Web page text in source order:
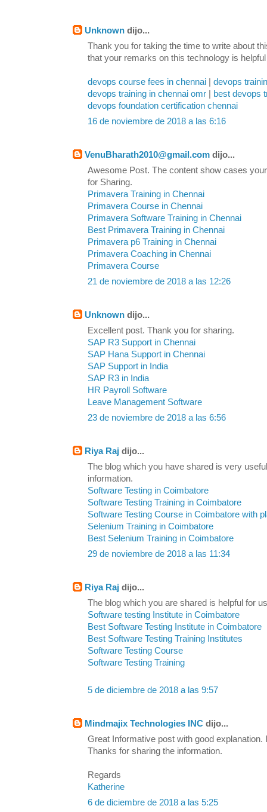
Unknown dijo...
Thank you for taking the time to write about
that your remarks on this technology is
devops course fees in chennai
devops
devops training in chennai omr
best devops
devops foundation certification chennai
16 de noviembre de 2018 a las 6:16
VenuBharath2010@gmail.com dijo...
Awesome Post. The content show cases
for Sharing.
Primavera Training in Chennai
Primavera Course in Chennai
Primavera Software Training in Chennai
Best Primavera Training in Chennai
Primavera p6 Training in Chennai
Primavera Coaching in Chennai
Primavera Course
21 de noviembre de 2018 a las 12:26
Unknown dijo...
Excellent post. Thank you for sharing.
SAP R3 Support in Chennai
SAP Hana Support in Chennai
SAP Support in India
SAP R3 in India
HR Payroll Software
Leave Management Software
23 de noviembre de 2018 a las 6:56
Riya Raj dijo...
The blog which you have shared is very
information.
Software Testing in Coimbatore
Software Testing Training in Coimbatore
Software Testing Course in Coimbatore with
Selenium Training in Coimbatore
Best Selenium Training in Coimbatore
29 de noviembre de 2018 a las 11:34
Riya Raj dijo...
The blog which you are shared is helpful for
Software testing Institute in Coimbatore
Best Software Testing Institute in Coimbatore
Best Software Testing Training Institutes
Software Testing Course
Software Testing Training
5 de diciembre de 2018 a las 9:57
Mindmajix Technologies INC dijo...
Great Informative post with good explanation.
Thanks for sharing the information.
Regards
Katherine
6 de diciembre de 2018 a las 5:25